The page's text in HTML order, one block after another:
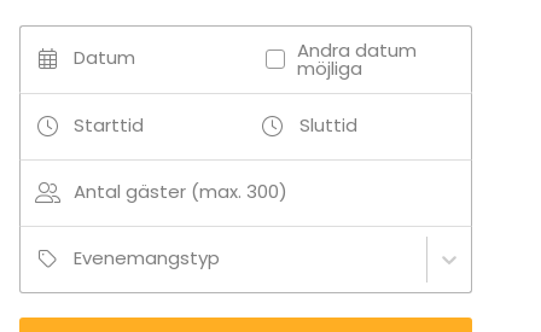
Datum Andra datum
möjliga
Starttid Sluttid
Antal gäster (max. 300)
Evenemangstyp